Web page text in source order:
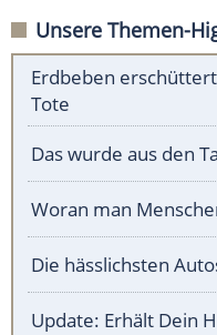
Unsere Themen-
Erdbeben
Tote
Das wurde aus den
Woran man
Die hässlichsten
Update: Erhält Dein